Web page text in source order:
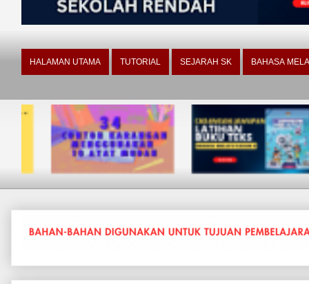
HALAMAN UTAMA TUTORIAL SEJARAH SK BAHASA